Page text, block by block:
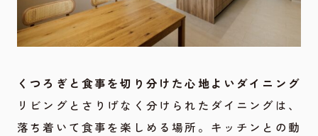
くつろぎと食事を切り分けた心地よいダイニング
リビングとさりげなく分けられたダイニングは、
落ち着いて食事を楽しめる場所。キッチンとの動